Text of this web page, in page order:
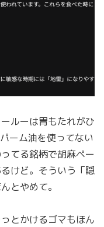
ルーは胃もたれがひ
ーム油を使ってない
てる銘柄で胡麻ペー
けど。そういう「隠
とやめて。
とかけるゴマもほん